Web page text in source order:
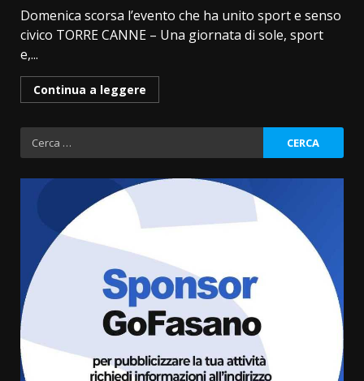
Domenica scorsa l’evento che ha unito sport e senso
civico ​TORRE CANNE – Una giornata di sole, sport
e,...
Continua a leggere
Ricerca
per:
Grande successo per la “Sagra
del Pesce Spada” a Savelletri
9 Agosto 2026 07:32